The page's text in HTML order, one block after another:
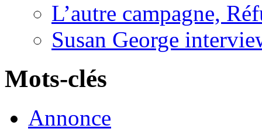
L’autre campagne,
Susan George
Mots-clés
Annonce